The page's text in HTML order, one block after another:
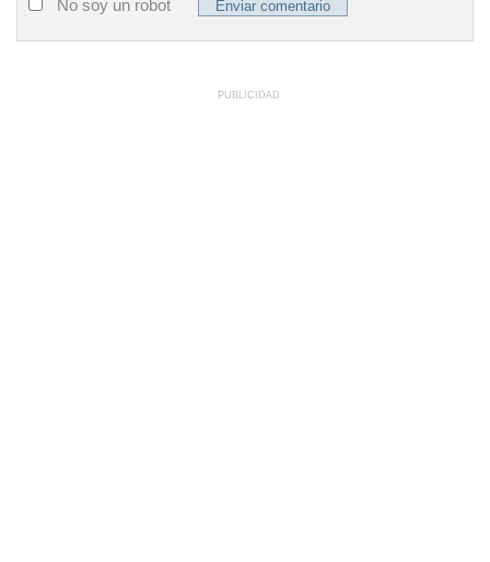
No soy un robot
PUBLICIDAD